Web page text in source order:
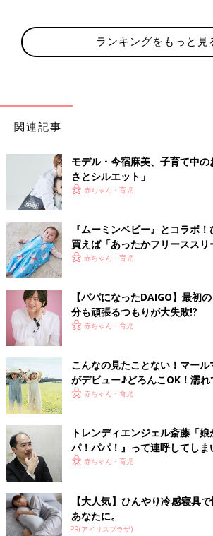
ランキングをもっと見
関連記事
モデル・今宿麻美、子育て中
さとシルエット」
赤ちゃん・育児
『ムーミンベビー』とコラボ
買えば「あったかフリーススリ
くる！
赤ちゃん・育児
【パパになったDAIGO】最初
分も頑張るつもりが大失敗⁉︎
赤ちゃん・育児
こんなの見たことない！マー
がデビュー♪どろんこOK！濡れ
赤ちゃん・育児
トレンディエンジェル斎藤「
パ！パパ！』って連呼してしま
赤ちゃん・育児
【大人気】ひんやり冷感寝具
あなたに。
PR(アイリスプラザ)